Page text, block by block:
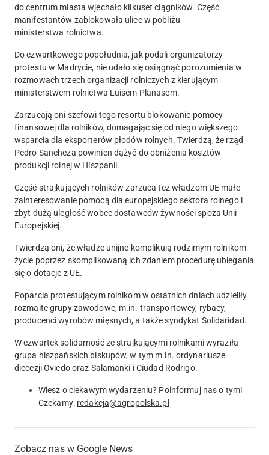
do centrum miasta wjechało kilkuset ciągników. Część
manifestantów zablokowała ulice w pobliżu
ministerstwa rolnictwa.
Do czwartkowego popołudnia, jak podali organizatorzy
protestu w Madrycie, nie udało się osiągnąć porozumienia w
rozmowach trzech organizacji rolniczych z kierującym
ministerstwem rolnictwa Luisem Planasem.
Zarzucają oni szefowi tego resortu blokowanie pomocy
finansowej dla rolników, domagając się od niego większego
wsparcia dla eksporterów płodów rolnych. Twierdzą, że rząd
Pedro Sancheza powinien dążyć do obniżenia kosztów
produkcji rolnej w Hiszpanii.
Część strajkujących rolników zarzuca też władzom UE małe
zainteresowanie pomocą dla europejskiego sektora rolnegoi
zbyt dużą uległość wobec dostawców żywności spoza Unii
Europejskiej.
Twierdzą oni, że władze unijne komplikują rodzimym rolnikom
życie poprzez skomplikowaną ich zdaniem procedurę ubiegania
się o dotacje z UE.
Poparcia protestującym rolnikom w ostatnich dniach udzieliły
rozmaite grupy zawodowe, m.in. transportowcy, rybacy,
producenci wyrobów mięsnych, a także syndykat Solidaridad.
W czwartek solidarność ze strajkującymi rolnikami wyraziła
grupa hiszpańskich biskupów, w tym m.in. ordynariusze
diecezji Oviedo oraz Salamanki i Ciudad Rodrigo.
Wiesz o ciekawym wydarzeniu? Poinformuj nas o tym!
Czekamy: redakcja@agropolska.pl
Zobacz nas w Google News